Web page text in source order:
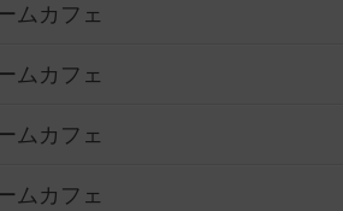
ムカフェ
ムカフェ
ムカフェ
ムカフェ